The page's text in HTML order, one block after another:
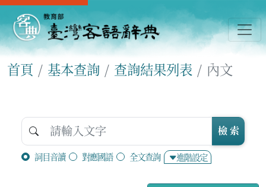
首頁 基本查詢 查詢結果列表 內文
詞目音讀 對應國語 全文查詢 進階設定
檢 索